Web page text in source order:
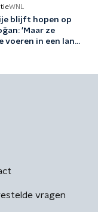
WNL
blijft hopen op
'Maar ze
voeren in een land
vragen